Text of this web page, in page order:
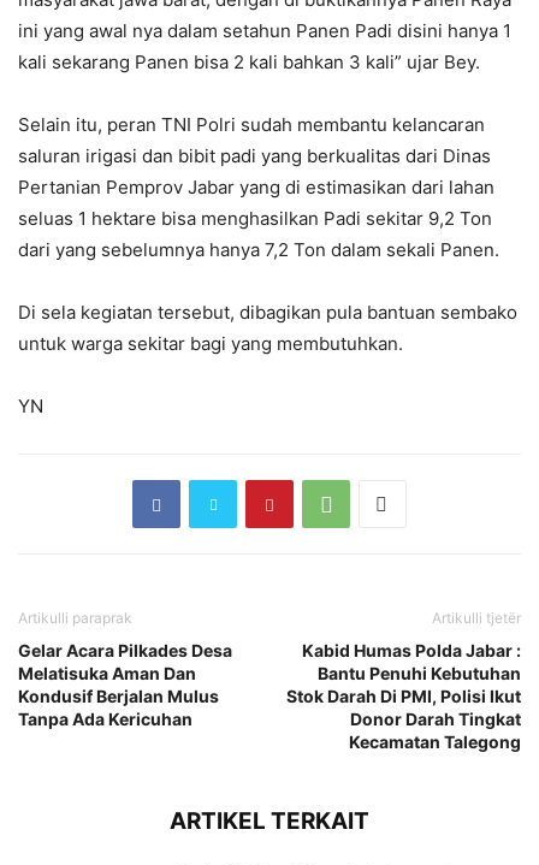
ini yang awal nya dalam setahun Panen Padi disini hanya 1
kali sekarang Panen bisa 2 kali bahkan 3 kali” ujar Bey.
Selain itu, peran TNI Polri sudah membantu kelancaran
saluran irigasi dan bibit padi yang berkualitas dari Dinas
Pertanian Pemprov Jabar yang di estimasikan dari lahan
seluas 1 hektare bisa menghasilkan Padi sekitar 9,2 Ton
dari yang sebelumnya hanya 7,2 Ton dalam sekali Panen.
Di sela kegiatan tersebut, dibagikan pula bantuan sembako
untuk warga sekitar bagi yang membutuhkan.
YN
Artikulli paraprak
Gelar Acara Pilkades Desa
Melatisuka Aman Dan
Kondusif Berjalan Mulus
Tanpa Ada Kericuhan
Artikulli tjetër
Kabid Humas Polda Jabar :
Bantu Penuhi Kebutuhan
Stok Darah Di PMI, Polisi Ikut
Donor Darah Tingkat
Kecamatan Talegong
ARTIKEL TERKAIT